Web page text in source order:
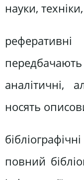
науки,
аналітичні,
носять
повний